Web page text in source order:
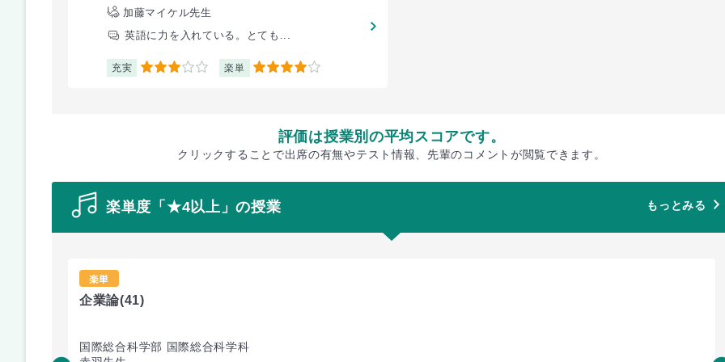
加藤マイケル先生
英語に力を入れている。とても...
充実 3 楽単 4
評価は授業別の平均スコアです。
クリックすることで出席の有無やテスト情報、先輩のコメントが閲覧できます。
楽単度「★4以上」の授業 もっとみる
楽単
企業論(41)
国際総合科学部 国際総合科学科